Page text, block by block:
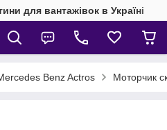
для вантажівок в Україні
Benz Actros Моторчик